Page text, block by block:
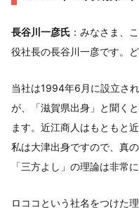
長谷川一彦氏 ：みなさま、
役社長の長谷川一彦です。
当社は1994年6月に設立さ
が、「滋賀県出身」と聞く
ます。近江商人はもともと
私は大津出身ですので、真
「三方よし」の理論は非常
ロココという社名をつけた